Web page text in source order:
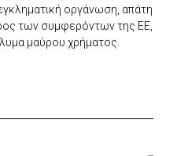
οργάνωση, απάτη
των συμφερόντων της ΕΕ,
μαύρου χρήματος.